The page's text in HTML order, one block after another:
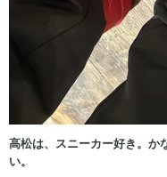
高松は、スニーカー好き。か
い。